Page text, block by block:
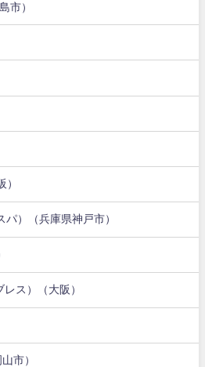
市）
）
）（兵庫県神戸市）
ス）（大阪）
市）